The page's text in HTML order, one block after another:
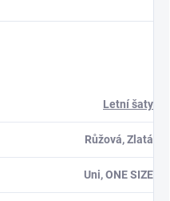
Letní šaty
Růžová, Zlatá
Uni, ONE SIZE